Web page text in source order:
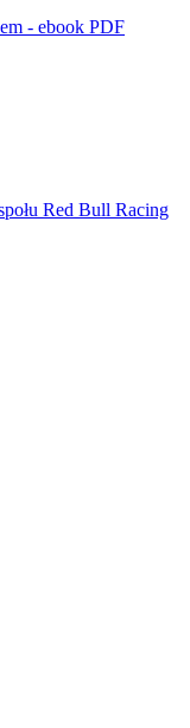
- ebook PDF
Red Bull Racing